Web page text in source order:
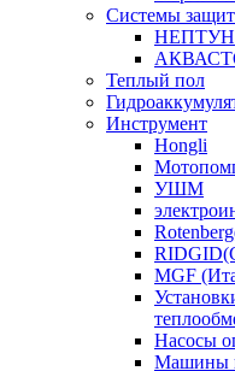
Системы
НЕПТУН
Теплый пол
Инструмент
Hongli
УШМ
MGF
Насосы
Машины и